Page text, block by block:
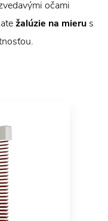
očami
žalúzie na mieru s